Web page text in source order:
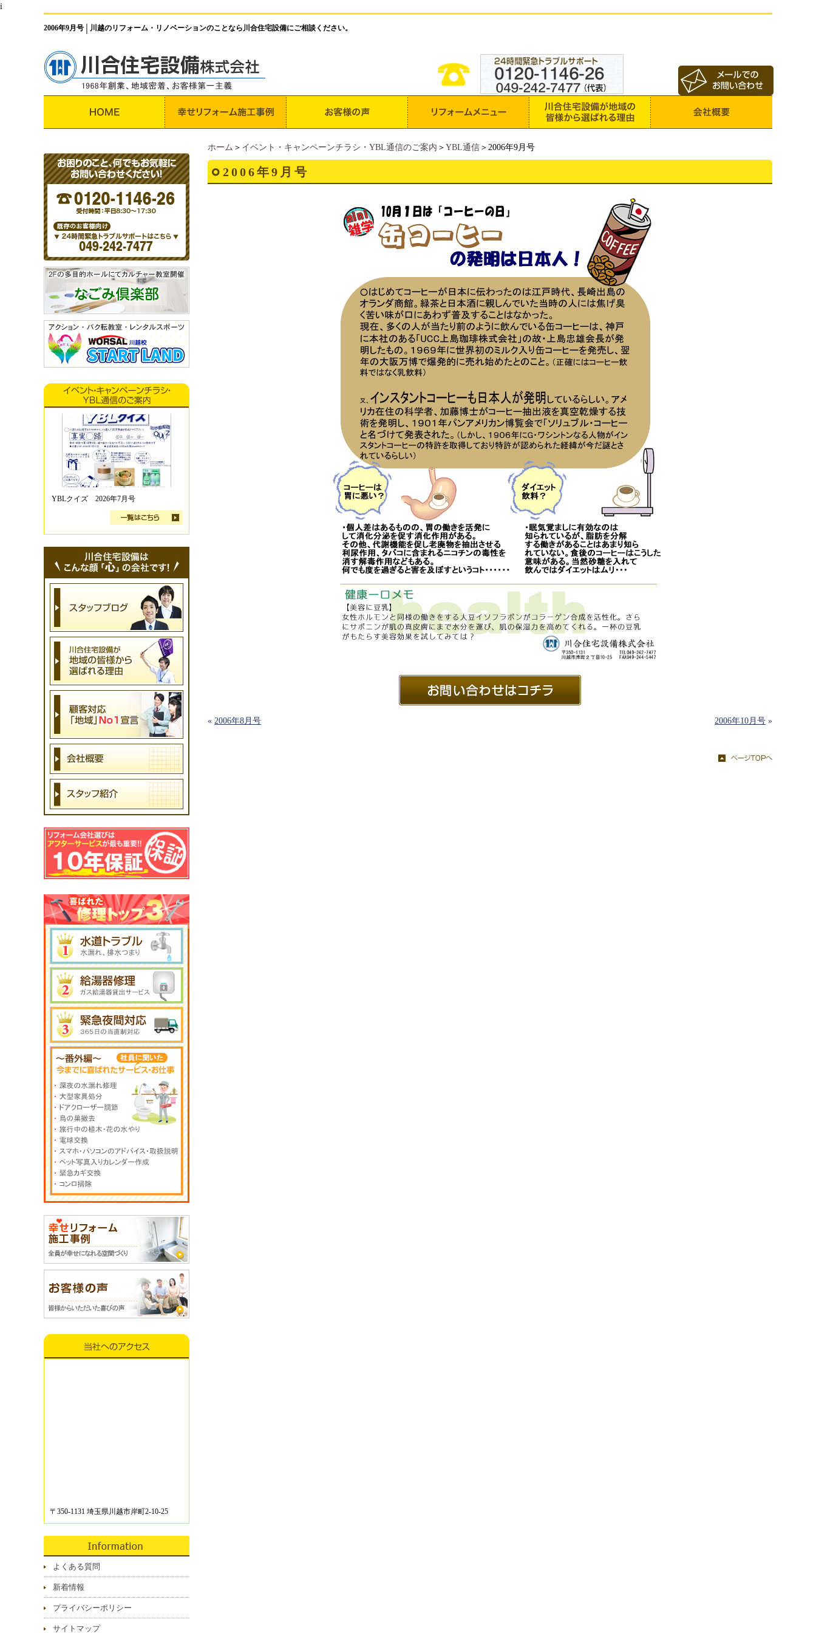
i
2006年9月号 川越のリフォーム・リノベーションのことなら川合住宅設備にご相談ください。
ホーム ＞ イベント・キャンペーンチラシ・YBL通信のご案内 ＞ YBL通信 ＞2006年9月号
2006年9月号
« 2006年8月号 2006年10月号 »
YBLクイズ 2026年7月号
〒350-1131 埼玉県川越市岸町2-10-25
よくある質問
新着情報
プライバシーポリシー
サイトマップ